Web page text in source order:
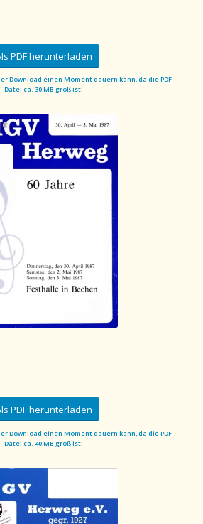
PDF herunterladen
Download einen Moment dauern kann, da die PDF
Datei ca. 30 MB groß ist!
PDF herunterladen
Download einen Moment dauern kann, da die PDF
Datei ca. 40 MB groß ist!